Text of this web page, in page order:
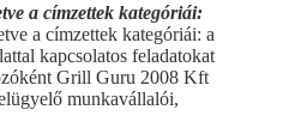
a címzettek kategóriái:
a címzettek kategóriái: a
kapcsolatos feladatokat
Grill Guru 2008 Kft
munkavállalói,